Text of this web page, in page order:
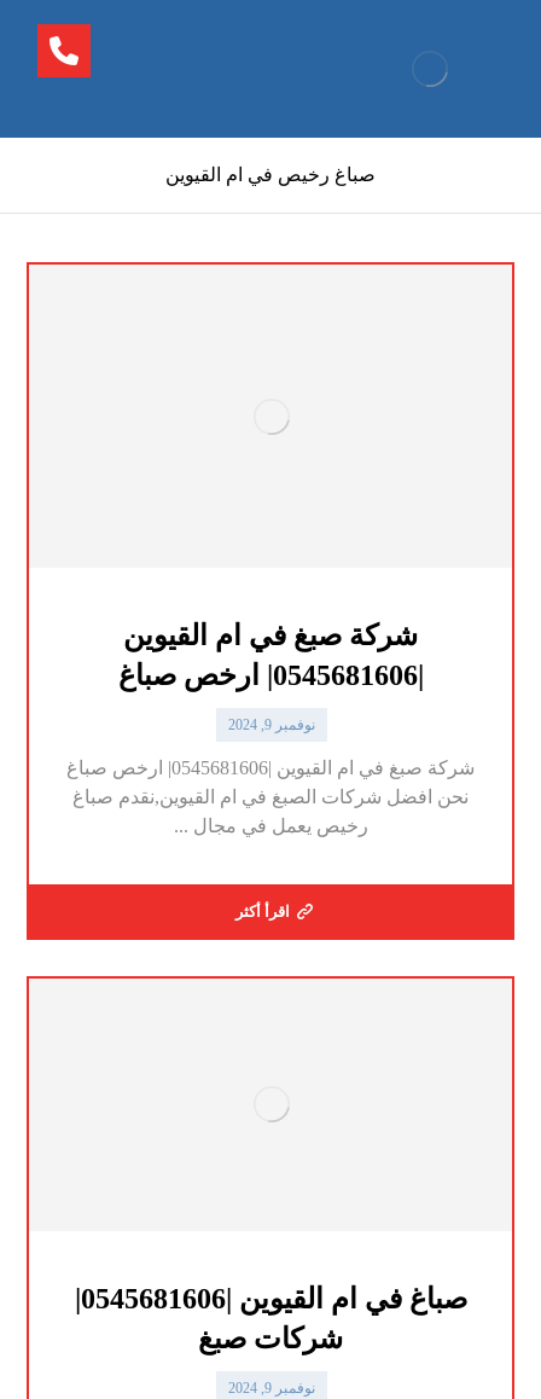
صباغ رخيص في ام القيوين
شركة صبغ في ام القيوين
|0545681606| ارخص صباغ
نوفمبر 9, 2024
شركة صبغ في ام القيوين |0545681606| ارخص صباغ
نحن افضل شركات الصبغ في ام القيوين,نقدم صباغ
رخيص يعمل في مجال ...
اقرأ أكثر
شركات صبغ
نوفمبر 9, 2024